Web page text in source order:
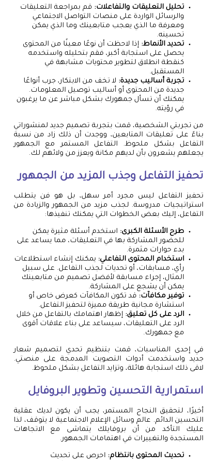
تحليل التعليقات والتفاعلات: قم بمراجعة التعليقات
والرسائل الواردة على منصات التواصل الاجتماعي
ومعرفة ما الذي يعجب متابعينك وما الذي يمكن
تحسينه.
تحديد الأنماط: إذا لاحظت أن نوعًا معينًا من المحتوى
يحصل على استجابة أكبر، فقم بتحليله واستخدمه
كنقطة انطلاق لتطوير محتويات مشابهة في
المستقبل.
تجربة أساليب جديدة: لا تخف من الابتكار، جرب أنواعًا
جديدة من المحتوى أو أساليب توصيل المعلومات.
يمكنك أن تسأل جمهورك بشكل مباشر عن ما يرغبون
في رؤيته.
من تجربتي الشخصية، قمت بتجربة تصميم جديد لمنشوراتي
بناءً على تعليقات المتابعين، ووجدت أن ذلك زاد من نسبة
التفاعل بشكل ملحوظ. التفاعل المستمر مع الجمهور
يجعلهم يشعرون بأن لديهم مكانة ويعزز من ولائهم لك.
تحفيز التفاعل وجذب المزيد من الجمهور
تحفيز التفاعل ليس مجرد أمر سهل، بل هو فن يتطلب
استراتيجيات مدروسة. لجذب مزيد من الجمهور والزيادة من
التفاعل، إليك بعض الخطوات التي يمكنك تنفيذها:
طرح الأسئلة الكبرى: استخدم أسئلة مثيرة يمكن
للحضور المشاركة بها في التعليقات، مما يساعد على
بدء حوارات مثمرة.
استخدام المحتوى التفاعلي: يمكنك إنشاء استطلاعات
رأي، مسابقات، أو تحديات لجذب التفاعل. على سبيل
المثال، إجراء مسابقة لأفضل تصميم من متابعينك
يمكن أن يشجع على المشاركة.
توفير مكافآت: قد تكون المكافآت كعرض خاص أو
استشارة مجانية طريقة مميزة لتحفيز التفاعل.
الرد على كل تعليق: إظهار اهتمامك بالتفاعل من خلال
الرد على التعليقات، سيساعد على بناء علاقات أقوى
مع جمهورك.
في إحدى المناسبات، قمت بتنظيم تحدي لتصميم شعار
جديد واستخدمت أدوات التصويت المدمجة على منصتي.
لاقى ذلك استجابة هائلة، وتزايد التفاعل بشكل ملحوظ.
استمرارية التحسين وتطوير البروفايل
أخيرًا، لتحقيق النجاح المستمر، يجب أن يكون لديك عقلية
التحسين الدائم. عالم وسائل الإعلام الاجتماعية لا يتوقف، لذا
عليك التأكد من أن بروفايلك يتماشى مع الاتجاهات
المستجدة والتغييرات في اهتمامات الجمهور.
تحديث المحتوى بانتظام: احرص على تحديث